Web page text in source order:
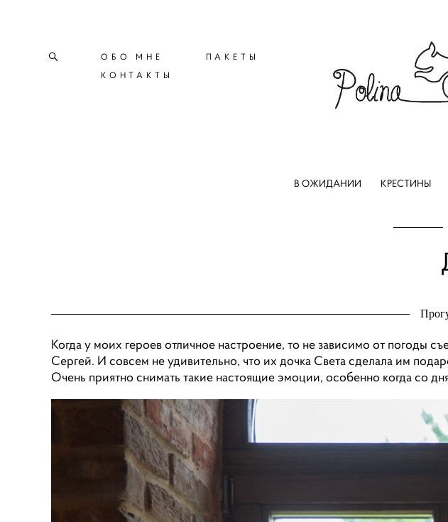
ОБО МНЕ
ПАКЕТЫ
КОНТАКТЫ
ОБО МНЕ
ПАКЕТЫ
КОНТАКТЫ
В ОЖИДАНИИ КРЕСТИНЫ
Когда у моих героев отличное настроение, то не зависимо от погоды
Сергей. И совсем не удивительно, что их дочка Света сделала им
Очень приятно снимать такие настоящие эмоции, особенно когда со